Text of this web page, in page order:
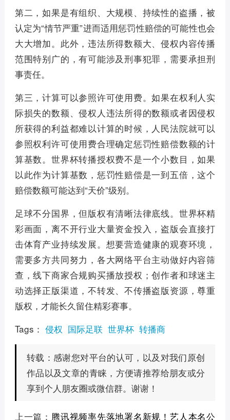
第二，如果是有组织、大规模、持续性的盗播，被
认定为“情节严重”进而适用惩罚性赔偿的可能性也会
大大增加。此外，违法所得数额大、侵权内容传播
范围特别广的，有可能涉及刑事犯罪，需要承担刑
事责任。
第三，计算可以参照许可使用费。如果在权利人实
际损失的数额、侵权人违法所得的数额或者因侵权
所获得的利益都难以计算的时候，人民法院就可以
参照权利许可使用费合理确定惩罚性赔偿数额的计
算基数。世界杯转播授权费不是一个小数目，如果
以此作为计算基数，惩罚性赔偿是一到五倍，这个
赔偿数额可能达到“天价”级别。
足球不分国界，但版权有清晰法律底线。世界杯精
彩画面，离不开行业大量资金投入，盗版会直接打
击体育产业持续发展。想要营造健康的观赛环境，
需要多方共同努力，各大网络平台主动做好内容筛
查，线下商家合规购买播放授权；创作者和球迷主
动选择正版渠道，不转发、不传播盗版资源，尊重
版权，才能长久留住精彩赛事。
Tags： 侵权 国际足联 世界杯 转播商
转载： 感谢您对平台的认可，以及对我们原创
作品以及文章的青睐，方便请推荐给朋友或分
享到个人朋友圈或微信群。谢谢！
上一篇： 腾讯视频率先落地署名新规！艺人本名公